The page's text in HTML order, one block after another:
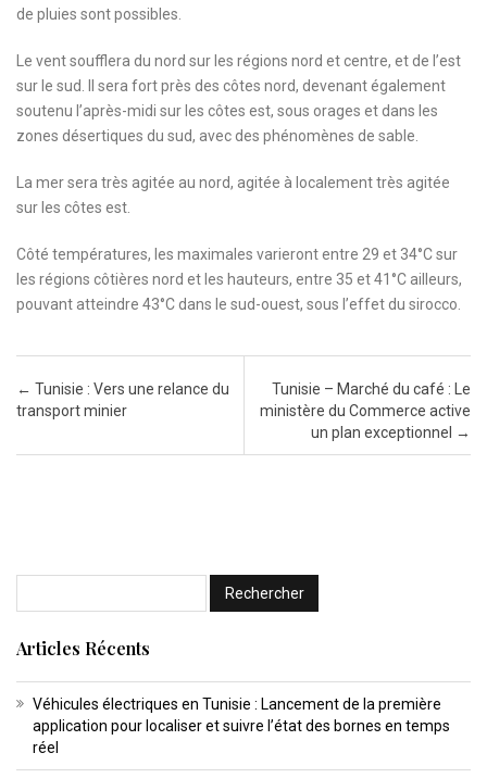
de pluies sont possibles.
Le vent soufflera du nord sur les régions nord et centre, et de l’est
sur le sud. Il sera fort près des côtes nord, devenant également
soutenu l’après-midi sur les côtes est, sous orages et dans les
zones désertiques du sud, avec des phénomènes de sable.
La mer sera très agitée au nord, agitée à localement très agitée
sur les côtes est.
Côté températures, les maximales varieront entre 29 et 34°C sur
les régions côtières nord et les hauteurs, entre 35 et 41°C ailleurs,
pouvant atteindre 43°C dans le sud-ouest, sous l’effet du sirocco.
Post navigation
← Tunisie : Vers une relance du
transport minier
Tunisie – Marché du café : Le
ministère du Commerce active
un plan exceptionnel →
Articles Récents
Véhicules électriques en Tunisie : Lancement de la première
application pour localiser et suivre l’état des bornes en temps
réel